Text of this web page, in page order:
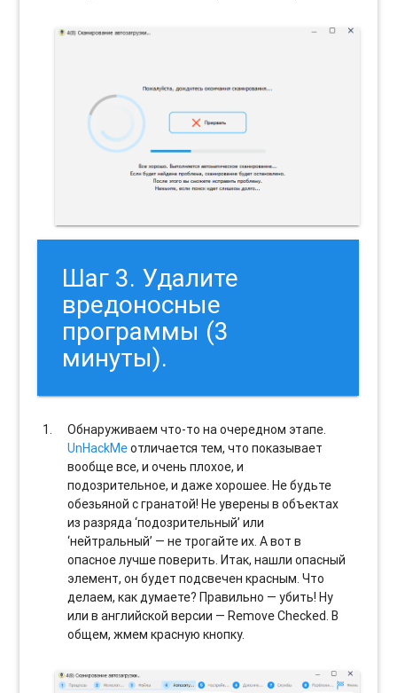
Шаг 3. Удалите
вредоносные
программы (3
минуты).
Обнаруживаем что-то на очередном этапе.
UnHackMeотличается тем, что показывает
вообще все, и очень плохое, и
подозрительное, и даже хорошее. Не будьте
обезьяной с гранатой! Не уверены в объектах
из разряда ‘подозрительный’ или
‘нейтральный’ — не трогайте их. А вот в
опасное лучше поверить. Итак, нашли опасный
элемент, он будет подсвечен красным. Что
делаем, как думаете? Правильно — убить! Ну
или в английской версии — Remove Checked. В
общем, жмем красную кнопку.